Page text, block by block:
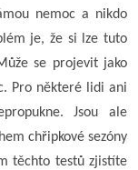
nemoc a nikdo
je, že si lze tuto
se projevit jako
Pro některé lidi ani
Jsou ale
chřipkové sezóny
těchto testů zjistíte